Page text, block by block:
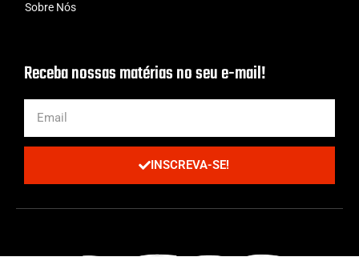
Sobre Nós
Receba nossas matérias no seu e-mail!
INSCREVA-SE!